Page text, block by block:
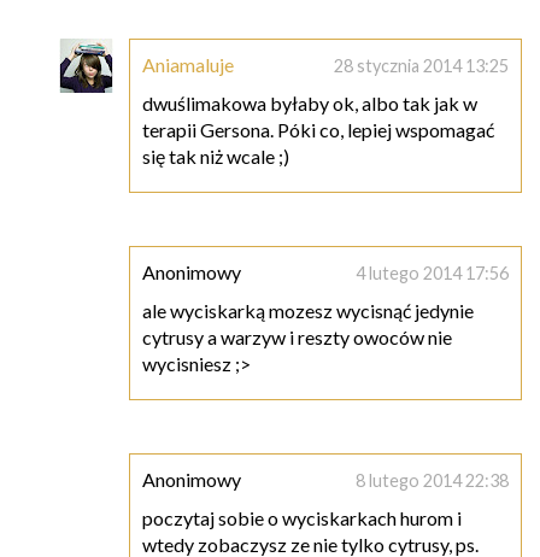
Aniamaluje 28 stycznia 2014 13:25
dwuślimakowa byłaby ok, albo tak jak w
terapii Gersona. Póki co, lepiej wspomagać
się tak niż wcale ;)
Anonimowy 4 lutego 2014 17:56
ale wyciskarką mozesz wycisnąć jedynie
cytrusy a warzyw i reszty owoców nie
wycisniesz ;>
Anonimowy 8 lutego 2014 22:38
poczytaj sobie o wyciskarkach hurom i
wtedy zobaczysz ze nie tylko cytrusy, ps.